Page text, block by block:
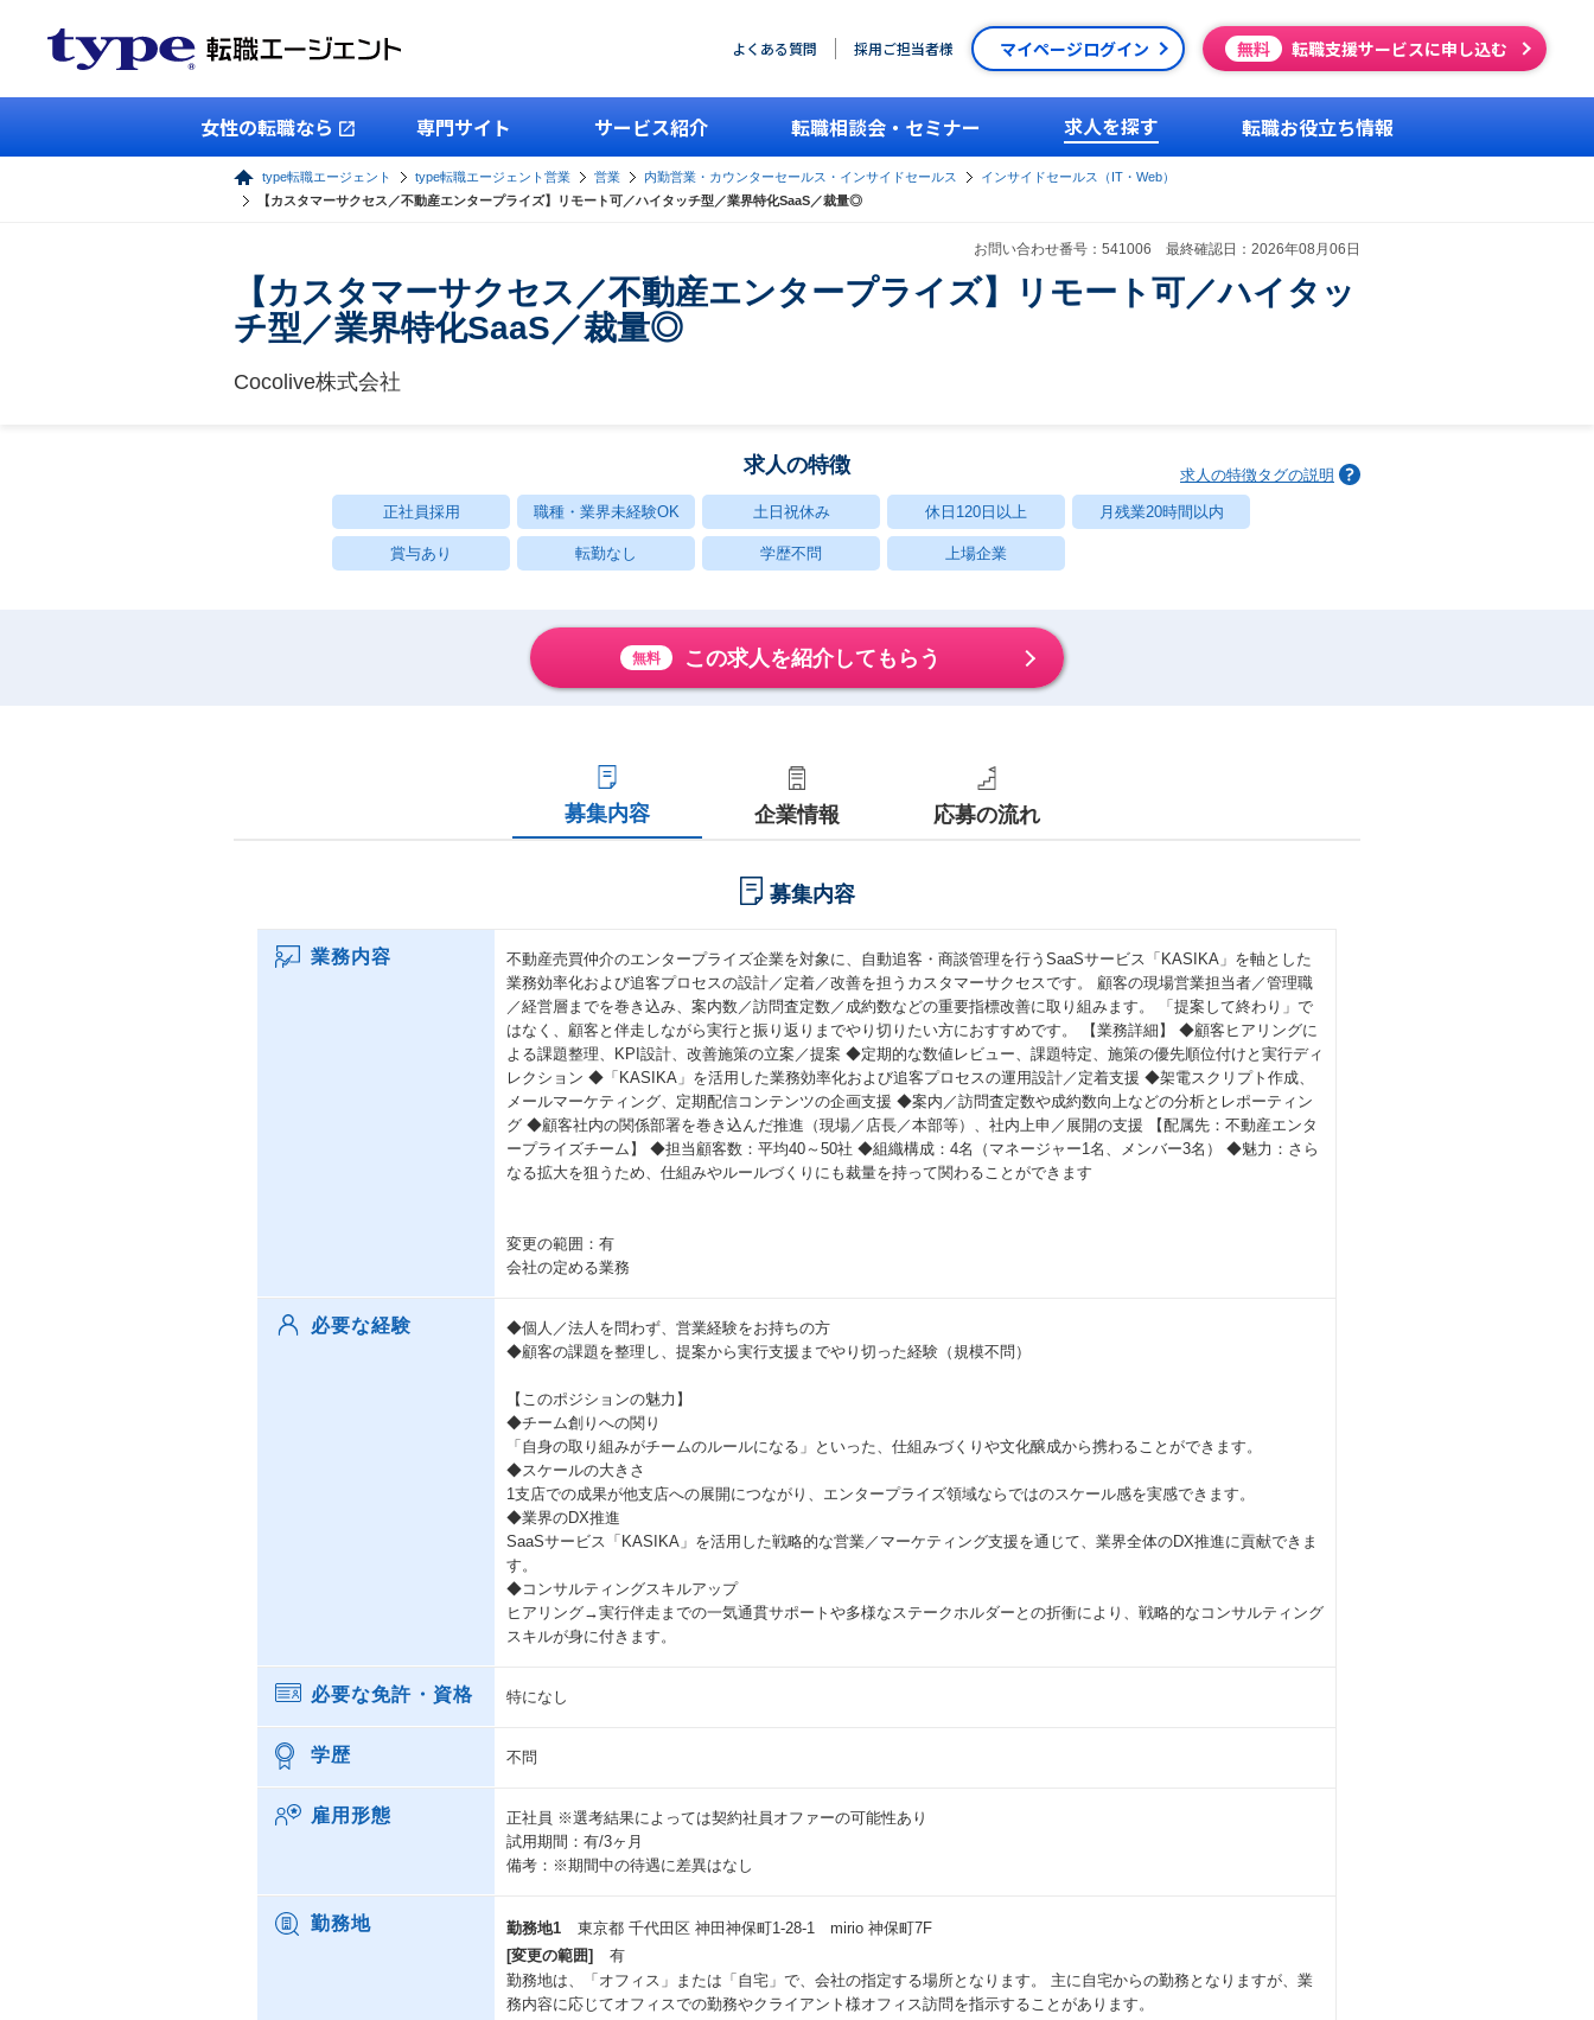
よくある質問 採用ご担当者様 マイページログイン 無料 転職支援サービスに申し込む
女性の転職なら 専門サイト サービス紹介 転職相談会・セミナー 求人を探す 転職お役立ち情報
type転職エージェント type転職エージェント営業 営業 内勤営業・カウンターセールス・インサイドセールス
インサイドセールス（IT・Web）
【カスタマーサクセス／不動産エンタープライズ】リモート可／ハイタッチ型／業界特化SaaS／裁量◎
お問い合わせ番号：541006 最終確認日：2026年08月06日
【カスタマーサクセス／不動産エンタープライズ】リモート可／ハイタッ
チ型／業界特化SaaS／裁量◎
Cocolive株式会社
求人の特徴 求人の特徴タグの説明
正社員採用 職種・業界未経験OK 土日祝休み 休日120日以上 月残業20時間以内
賞与あり 転勤なし 学歴不問 上場企業
無料 この求人を紹介してもらう
募集内容 企業情報 応募の流れ
募集内容
業務内容
不動産売買仲介のエンタープライズ企業を対象に、自動追客・商談管理を行うSaaSサービス「KASIKA」を軸とした
業務効率化および追客プロセスの設計／定着／改善を担うカスタマーサクセスです。 顧客の現場営業担当者／管理職
／経営層までを巻き込み、案内数／訪問査定数／成約数などの重要指標改善に取り組みます。 「提案して終わり」で
はなく、顧客と伴走しながら実行と振り返りまでやり切りたい方におすすめです。 【業務詳細】 ◆顧客ヒアリングに
よる課題整理、KPI設計、改善施策の立案／提案 ◆定期的な数値レビュー、課題特定、施策の優先順位付けと実行ディ
レクション ◆「KASIKA」を活用した業務効率化および追客プロセスの運用設計／定着支援 ◆架電スクリプト作成、
メールマーケティング、定期配信コンテンツの企画支援 ◆案内／訪問査定数や成約数向上などの分析とレポーティン
グ ◆顧客社内の関係部署を巻き込んだ推進（現場／店長／本部等）、社内上申／展開の支援 【配属先：不動産エンタ
ープライズチーム】 ◆担当顧客数：平均40～50社 ◆組織構成：4名（マネージャー1名、メンバー3名） ◆魅力：さら
なる拡大を狙うため、仕組みやルールづくりにも裁量を持って関わることができます
変更の範囲：有
会社の定める業務
必要な経験
◆個人／法人を問わず、営業経験をお持ちの方
◆顧客の課題を整理し、提案から実行支援までやり切った経験（規模不問）
【このポジションの魅力】
◆チーム創りへの関り
「自身の取り組みがチームのルールになる」といった、仕組みづくりや文化醸成から携わることができます。
◆スケールの大きさ
1支店での成果が他支店への展開につながり、エンタープライズ領域ならではのスケール感を実感できます。
◆業界のDX推進
SaaSサービス「KASIKA」を活用した戦略的な営業／マーケティング支援を通じて、業界全体のDX推進に貢献できま
す。
◆コンサルティングスキルアップ
ヒアリング→実行伴走までの一気通貫サポートや多様なステークホルダーとの折衝により、戦略的なコンサルティング
スキルが身に付きます。
必要な免許・資格 特になし
学歴 不問
雇用形態 正社員 ※選考結果によっては契約社員オファーの可能性あり
試用期間：有/3ヶ月
備考：※期間中の待遇に差異はなし
勤務地 勤務地1
東京都 千代田区 神田神保町1-28-1 mirio 神保町7F
[変更の範囲]
有
勤務地は、「オフィス」または「自宅」で、会社の指定する場所となります。 主に自宅からの勤務となりますが、業
務内容に応じてオフィスでの勤務やクライアント様オフィス訪問を指示することがあります。